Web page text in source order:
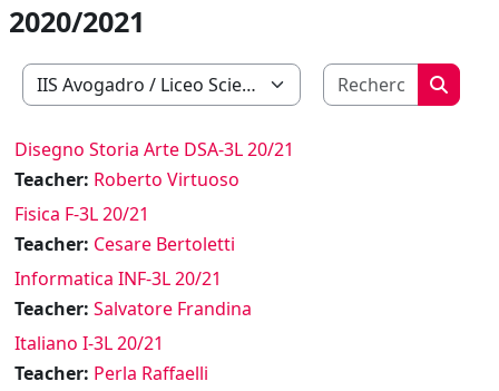
2020/2021
Catégories de cours
Disegno Storia Arte DSA-3L 20/21
Teacher: Roberto Virtuoso
Fisica F-3L 20/21
Teacher: Cesare Bertoletti
Informatica INF-3L 20/21
Teacher: Salvatore Frandina
Italiano I-3L 20/21
Teacher: Perla Raffaelli